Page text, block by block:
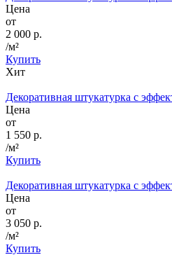
Цена
от
2 000 р.
/м²
Купить
Хит
Декоративная штукатурка с
Цена
от
1 550 р.
/м²
Купить
Декоративная штукатурка с
Цена
от
3 050 р.
/м²
Купить